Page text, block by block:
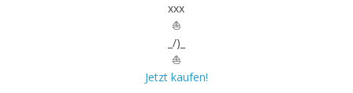
xxx
⛵
_/)_
⛵
Jetzt kaufen!